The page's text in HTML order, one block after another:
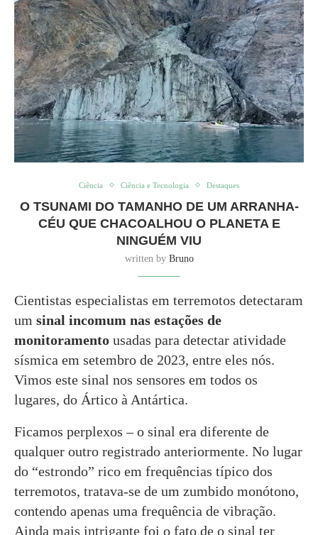
Ciência Ciência e Tecnologia Destaques
O TSUNAMI DO TAMANHO DE UM ARRANHA-
CÉU QUE CHACOALHOU O PLANETA E
NINGUÉM VIU
written by Bruno
Cientistas especialistas em terremotos detectaram
um sinal incomum nas estações de
monitoramento usadas para detectar atividade
sísmica em setembro de 2023, entre eles nós.
Vimos este sinal nos sensores em todos os
lugares, do Ártico à Antártica.
Ficamos perplexos – o sinal era diferente de
qualquer outro registrado anteriormente. No lugar
do “estrondo” rico em frequências típico dos
terremotos, tratava-se de um zumbido monótono,
contendo apenas uma frequência de vibração.
Ainda mais intrigante foi o fato de o sinal ter